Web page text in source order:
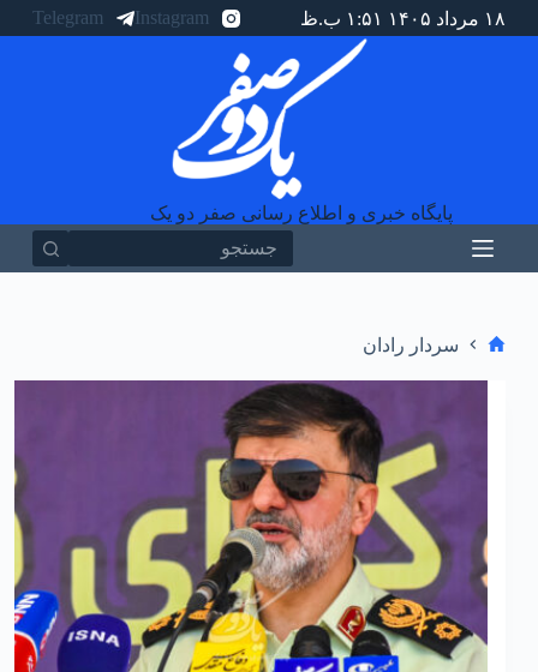
ا
۱۸ مرداد ۱۴۰۵ ۱:۵۱ ب.ظ Instagram
Telegram
پایگاه خبری و اطلاع رسانی صفر دو یک
سردار رادان